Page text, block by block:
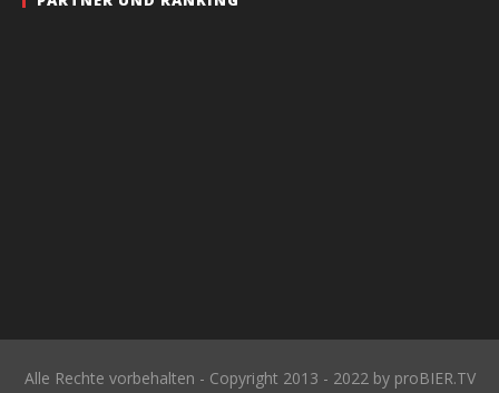
Alle Rechte vorbehalten - Copyright 2013 - 2022 by proBIER.TV